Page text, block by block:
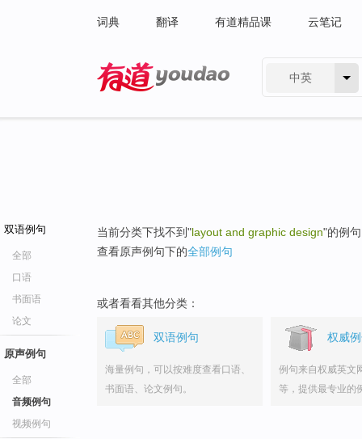
词典 翻译 有道精品课 云笔记
中英
双语例句
全部
口语
书面语
论文
原声例句
全部
音频例句
视频例句
当前分类下找不到"layout and graphic design"的例
查看原声例句下的全部例句
或者看看其他分类：
双语例句
海量例句，可以按难度查看口语、
书面语、论文例句。
权威
例句来自权威英文
等，提供最专业的